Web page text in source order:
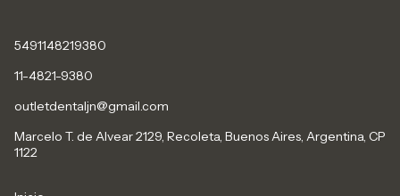
5491148219380
11-4821-9380
outletdentaljn@gmail.com
Marcelo T. de Alvear 2129, Recoleta, Buenos Aires, Argentina, CP
1122